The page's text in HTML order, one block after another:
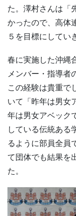
た。澤村さんは「
かったので、高体
５を目標にしてい
春に実施した沖縄
メンバー・指導者
この経験は貴重で
いて 「昨年は男
年は男女アベック
している伝統ある
るように部員全員
て団体でも結果を
た。